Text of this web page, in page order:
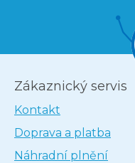
Zákaznický servis
Kontakt
Doprava a platba
Náhradní plnění